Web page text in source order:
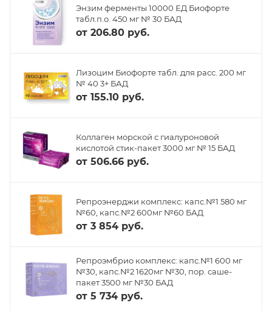
Энзим ферменты 10000 ЕД Биофорте
табл.п.о. 450 мг № 30 БАД
от 206.80 руб.
Лизоцим Биофорте табл. для расс. 200 мг
№ 40 3+ БАД
от 155.10 руб.
Коллаген морской с гиалуроновой
кислотой стик-пакет 3000 мг № 15 БАД
от 506.66 руб.
Репроэнерджи комплекс: капс.№1 580 мг
№60, капс.№2 600мг №60 БАД
от 3 854 руб.
Репроэмбрио комплекс: капс.№1 600 мг
№30, капс.№2 1620мг №30, пор. саше-
пакет 3500 мг №30 БАД
от 5 734 руб.